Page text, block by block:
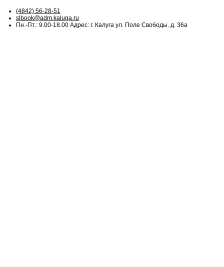
(4842) 56-28-51
slbook@adm.kaluga.ru
Пн.-Пт.: 9.00-18.00 Адрес: г. Калуга ул. Поле Свободы. д. 36а